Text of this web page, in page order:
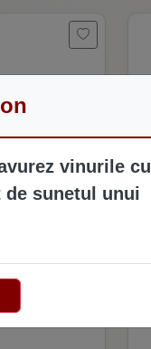
vinurile cu
sunetul unui
-